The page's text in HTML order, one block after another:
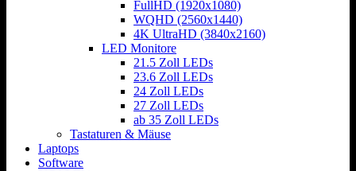
FullHD (1920x1080)
WQHD (2560x1440)
4K UltraHD (3840x2160)
LED Monitore
21.5 Zoll LEDs
23.6 Zoll LEDs
24 Zoll LEDs
27 Zoll LEDs
ab 35 Zoll LEDs
Tastaturen & Mäuse
Laptops
Software